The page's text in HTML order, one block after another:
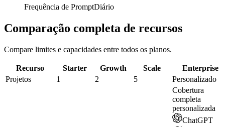
Frequência de PromptDiário
Comparação completa de recursos
Compare limites e capacidades entre todos os planos.
Recurso Starter Growth Scale
Enterprise
Projetos
1 2 5 Personalizado
Cobertura
completa
personalizada
ChatGPT